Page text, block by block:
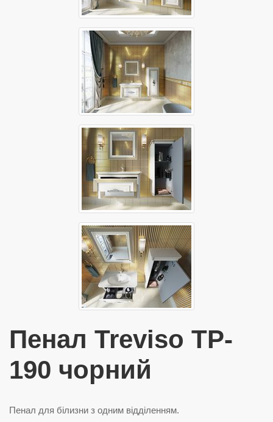
Пенал Treviso TP-
190 чорний
Пенал для білизни з одним відділенням.